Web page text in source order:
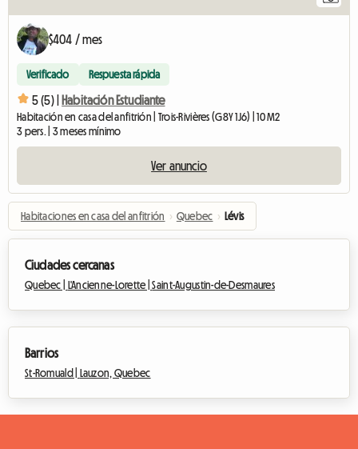
$404 / mes
Verificado Respuesta rápida
5 (5) |Habitación Estudiante
Habitación en casa del anfitrión | Trois-Rivières (G8Y 1J6) | 10 M2
3 pers. | 3 meses mínimo
Ver anuncio
Habitaciones en casa del anfitrión › Quebec › Lévis
Ciudades cercanas
Quebec | L'Ancienne-Lorette |Saint-Augustin-de-Desmaures
Barrios
St-Romuald | Lauzon, Quebec